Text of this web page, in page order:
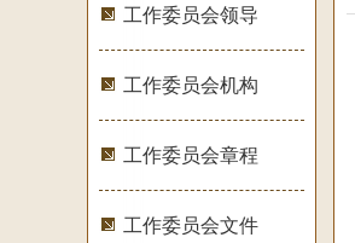
工作委员会领导
工作委员会机构
工作委员会章程
工作委员会文件